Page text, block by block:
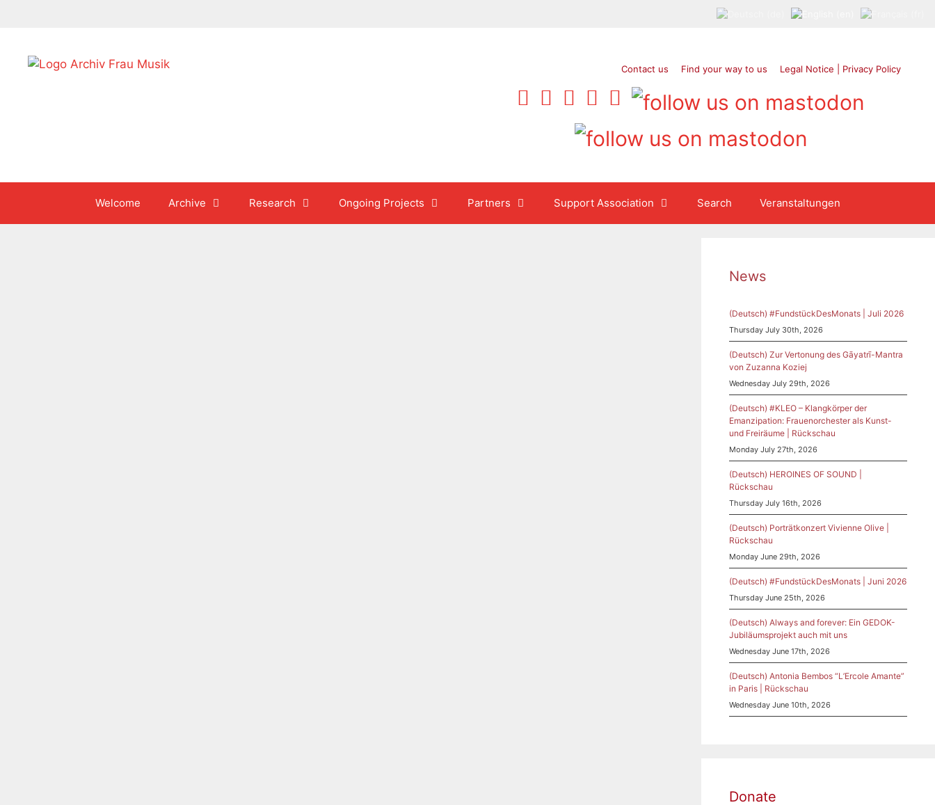
Contact us Find your way to us Legal Notice | Privacy Policy
Welcome Archive Research Ongoing Projects Partners Support Association Search Veranstaltungen
News
(Deutsch) #FundstückDesMonats | Juli 2026
Thursday July 30th, 2026
(Deutsch) Zur Vertonung des Gāyatrī-Mantra
von Zuzanna Koziej
Wednesday July 29th, 2026
(Deutsch) #KLEO – Klangkörper der
Emanzipation: Frauenorchester als Kunst-
und Freiräume | Rückschau
Monday July 27th, 2026
(Deutsch) HEROINES OF SOUND |
Rückschau
Thursday July 16th, 2026
(Deutsch) Porträtkonzert Vivienne Olive |
Rückschau
Monday June 29th, 2026
(Deutsch) #FundstückDesMonats | Juni 2026
Thursday June 25th, 2026
(Deutsch) Always and forever: Ein GEDOK-
Jubiläumsprojekt auch mit uns
Wednesday June 17th, 2026
(Deutsch) Antonia Bembos “L’Ercole Amante”
in Paris | Rückschau
Wednesday June 10th, 2026
Donate